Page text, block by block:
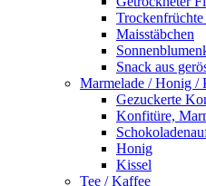
Trockenfrüchte
Maisstäbchen
Snack aus
Marmelade / Honig /
Gezuckerte
Konfitüre,
Honig
Kissel
Tee / Kaffee